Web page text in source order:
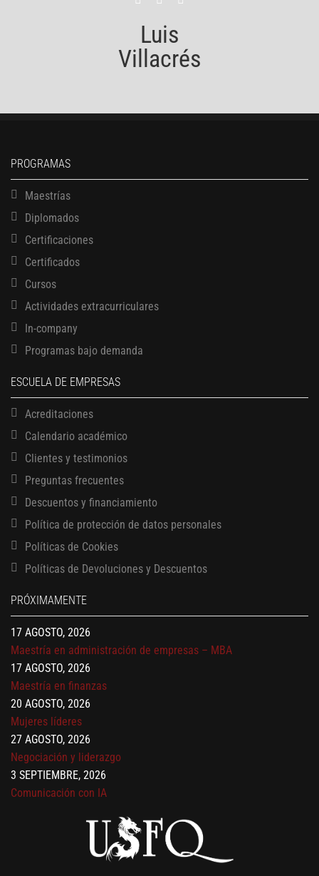
Luis
Villacrés
PROGRAMAS
Maestrías
Diplomados
Certificaciones
Certificados
Cursos
Actividades extracurriculares
In-company
Programas bajo demanda
ESCUELA DE EMPRESAS
Acreditaciones
Calendario académico
Clientes y testimonios
Preguntas frecuentes
Descuentos y financiamiento
Política de protección de datos personales
Políticas de Cookies
Políticas de Devoluciones y Descuentos
PRÓXIMAMENTE
13 AGOSTO, 2026
Finanzas para no financieros
Gerencia de empresas familiares
Maestría en administración de empresas – MBA
Maestría en finanzas
Mujeres líderes
27 AGOSTO, 2026
Negociación y liderazgo
3 SEPTIEMBRE, 2026
Comunicación con IA
Gobernanza de datos
Finanzas para no financieros